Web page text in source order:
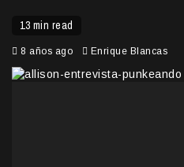
13 min read
8 años ago Enrique Blancas